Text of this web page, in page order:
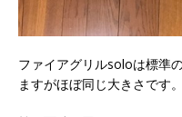
ファイアグリルsoloは標準
ますがほぼ同じ大きさです。